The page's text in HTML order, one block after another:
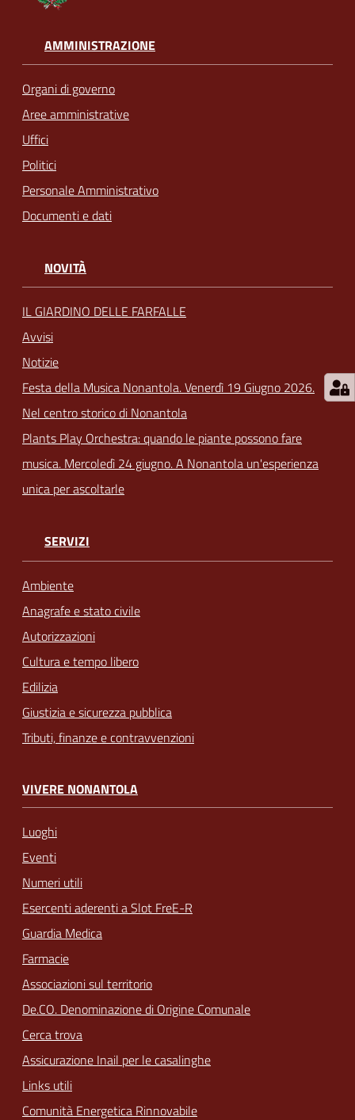
AMMINISTRAZIONE
Organi di governo
Aree amministrative
Uffici
Politici
Personale Amministrativo
Documenti e dati
NOVITÀ
IL GIARDINO DELLE FARFALLE
Avvisi
Notizie
Festa della Musica Nonantola. Venerdì 19 Giugno 2026.
Nel centro storico di Nonantola
Plants Play Orchestra: quando le piante possono fare
musica. Mercoledì 24 giugno. A Nonantola un'esperienza
unica per ascoltarle
SERVIZI
Ambiente
Anagrafe e stato civile
Autorizzazioni
Cultura e tempo libero
Edilizia
Giustizia e sicurezza pubblica
Tributi, finanze e contravvenzioni
VIVERE NONANTOLA
Luoghi
Eventi
Numeri utili
Esercenti aderenti a Slot FreE-R
Guardia Medica
Farmacie
Associazioni sul territorio
De.CO. Denominazione di Origine Comunale
Cerca trova
Assicurazione Inail per le casalinghe
Links utili
Comunità Energetica Rinnovabile